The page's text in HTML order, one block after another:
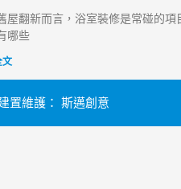
屋翻新而言，浴室裝修是常碰的項
哪些
文
置維護： 斯邁創意